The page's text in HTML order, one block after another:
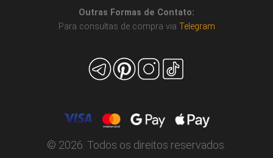
Outras Formas de Contato:
Para consultas de compra via Telegram
© 2026. Todos os direitos reservados.